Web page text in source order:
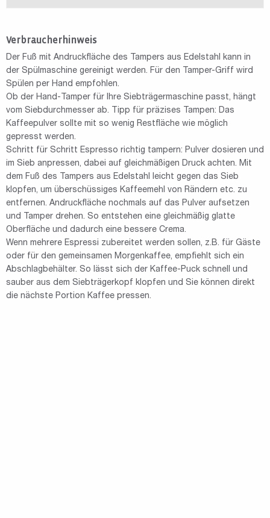
Verbraucherhinweis
Der Fuß mit Andruckfläche des Tampers aus Edelstahl kann in
der Spülmaschine gereinigt werden. Für den Tamper-Griff wird
Spülen per Hand empfohlen.
Ob der Hand-Tamper für Ihre Siebträgermaschine passt, hängt
vom Siebdurchmesser ab. Tipp für präzises Tampen: Das
Kaffeepulver sollte mit so wenig Restfläche wie möglich
gepresst werden.
Schritt für Schritt Espresso richtig tampern: Pulver dosieren und
im Sieb anpressen, dabei auf gleichmäßigen Druck achten. Mit
dem Fuß des Tampers aus Edelstahl leicht gegen das Sieb
klopfen, um überschüssiges Kaffeemehl von Rändern etc. zu
entfernen. Andruckfläche nochmals auf das Pulver aufsetzen
und Tamper drehen. So entstehen eine gleichmäßig glatte
Oberfläche und dadurch eine bessere Crema.
Wenn mehrere Espressi zubereitet werden sollen, z.B. für Gäste
oder für den gemeinsamen Morgenkaffee, empfiehlt sich ein
Abschlagbehälter. So lässt sich der Kaffee-Puck schnell und
sauber aus dem Siebträgerkopf klopfen und Sie können direkt
die nächste Portion Kaffee pressen.